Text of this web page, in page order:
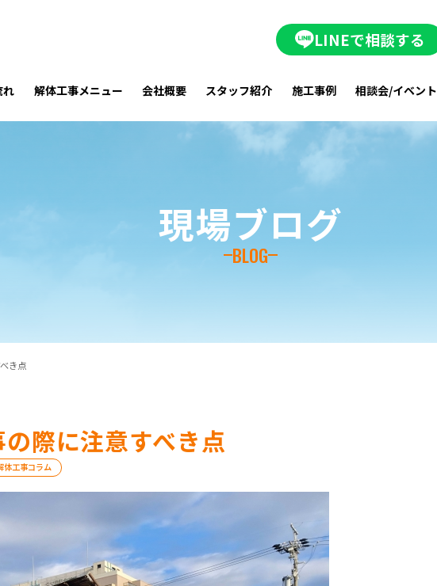
LINEで相談する
れ 解体工事メニュー 会社概要 スタッフ紹介 施工事例 相談会/イベント
現場ブログ
BLOG
き点
際に注意すべき点
体工事コラム